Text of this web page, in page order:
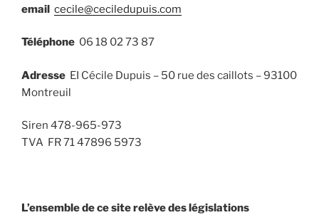
email cecile@ceciledupuis.com
Téléphone 06 18 02 73 87
Adresse EI Cécile Dupuis – 50 rue des caillots – 93100
Montreuil
Siren 478-965-973
TVA FR 71 47896 5973
L’ensemble de ce site relève des législations